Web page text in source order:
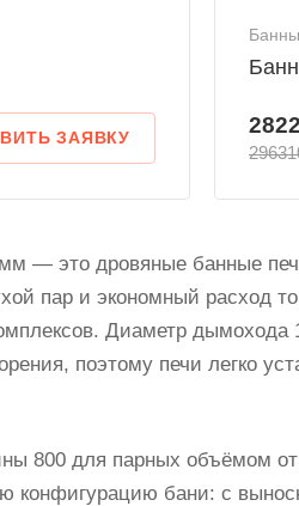
ЗАЯВКУ
— это дровяные банные
пар и экономный расход
Диаметр
поэтому печи легко
800 для парных объёмом
конфигурацию бани: с